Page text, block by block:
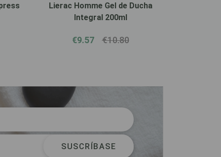
Lierac Homme Gel de Ducha
Integral 200ml
€9.57 €10.80
SUSCRÍBASE